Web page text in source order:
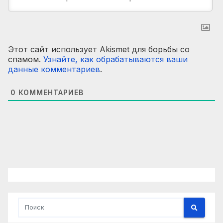
Этот сайт использует Akismet для борьбы со
спамом. Узнайте, как обрабатываются ваши
данные комментариев.
0 КОММЕНТАРИЕВ